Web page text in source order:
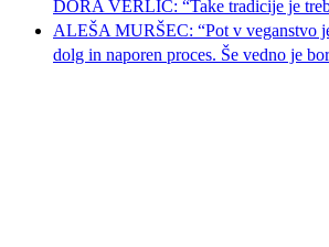
DORA VERLIČ: “Take tradicije je
ALEŠA MURŠEC: “Pot v veganstvo
dolg in naporen proces. Še vedno je